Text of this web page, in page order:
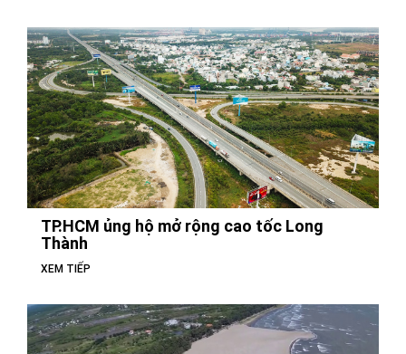
TP.HCM ủng hộ mở rộng cao tốc Long
Thành
XEM TIẾP